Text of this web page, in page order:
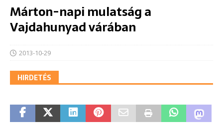
Márton-napi mulatság a
Vajdahunyad várában
2013-10-29
HIRDETÉS